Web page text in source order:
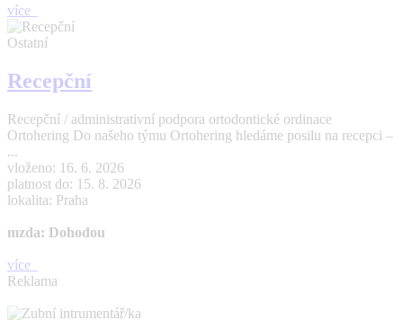
více
Ostatní
Recepční
Recepční / administrativní podpora ortodontické ordinace
Ortohering Do našeho týmu Ortohering hledáme posilu na recepci –
...
vloženo: 16. 6. 2026
platnost do: 15. 8. 2026
lokalita: Praha
mzda: Dohodou
více
Reklama